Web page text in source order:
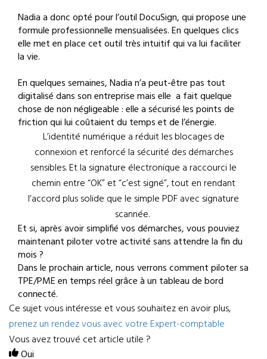
Nadia a donc opté pour l’outil DocuSign, qui propose une
formule professionnelle mensualisées. En quelques clics
elle met en place cet outil très intuitif qui va lui faciliter
la vie.
En quelques semaines, Nadia n’a peut-être pas tout
digitalisé dans son entreprise mais elle a fait quelque
chose de non négligeable : elle a sécurisé les points de
friction qui lui coûtaient du temps et de l’énergie.
L’identité numérique a réduit les blocages de
connexion et renforcé la sécurité des démarches
sensibles. Et la signature électronique a raccourci le
chemin entre “OK” et “c’est signé”, tout en rendant
l’accord plus solide que le simple PDF avec signature
scannée.
Et si, après avoir simplifié vos démarches, vous pouviez
maintenant piloter votre activité sans attendre la fin du
mois ?
Dans le prochain article, nous verrons comment piloter sa
TPE/PME en temps réel grâce à un tableau de bord
connecté.
Ce sujet vous intéresse et vous souhaitez en avoir plus,
prenez un rendez vous avec votre Expert-comptable
Vous avez trouvé cet article utile ?
Oui